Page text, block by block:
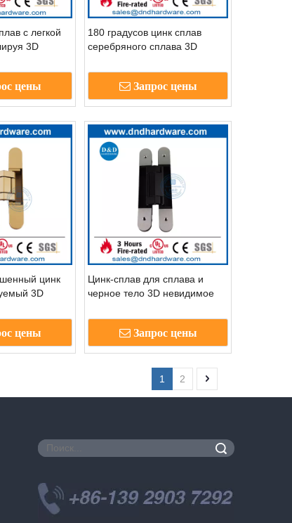
с легкой
3D
цены
180 градусов цинк сплав
серебряного сплава 3D
шарнир-DDCH008-G40
Запрос цены
цинк
3D
цены
Цинк-сплав для сплава и
черное тело 3D невидимое
G80
Запрос цены
1 2